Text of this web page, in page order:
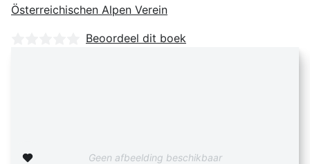
Österreichischen Alpen Verein
Nog geen beoordelingen
Beoordeel dit boek
Geen afbeelding beschikbaar